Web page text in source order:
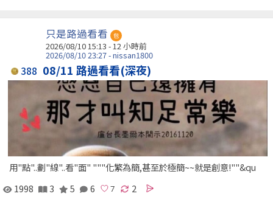
只是路過看看 包
2026/08/10 15:13 -12 小時前
2026/08/10 23:27 - nissan1800
388 08/11 路過看看(深夜)
用"點"..劃"線"..看"面" """化繁為簡,甚至於極簡~~就是創意!""&qu
1998
3 5 6 2